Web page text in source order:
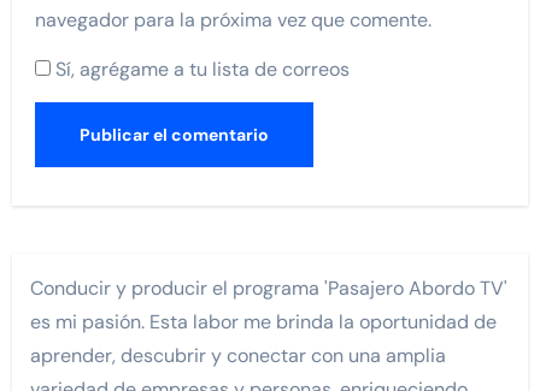
navegador para la próxima vez que comente.
Sí, agrégame a tu lista de correos
Conducir y producir el programa 'Pasajero Abordo TV'
es mi pasión. Esta labor me brinda la oportunidad de
aprender, descubrir y conectar con una amplia